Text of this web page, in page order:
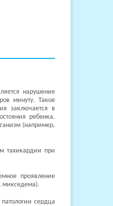
нарушение
минуту. Такое
заключается в
ребенка.
(например,
тахикардии при
проявление
микседема).
сердца